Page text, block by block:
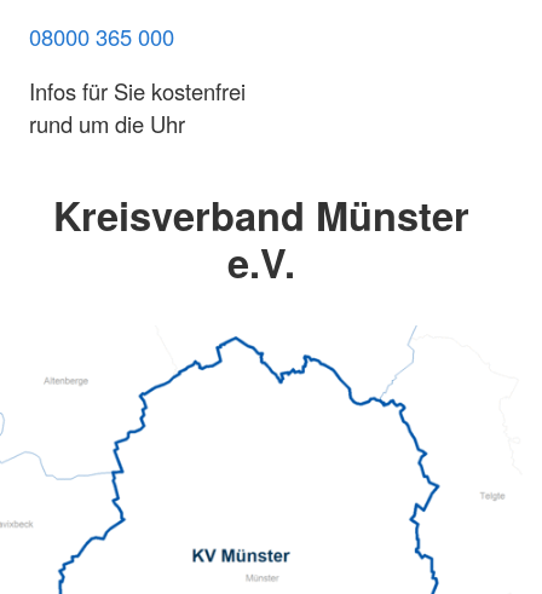
08000 365 000
Infos für Sie kostenfrei
rund um die Uhr
Kreisverband Münster
e.V.